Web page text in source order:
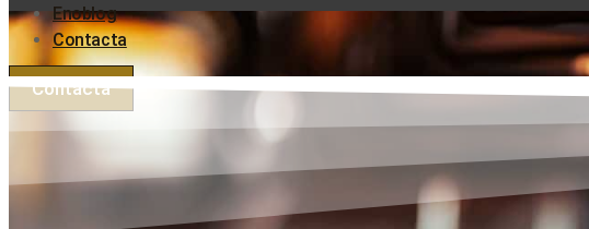
Enoblog
Contacta
Contacta